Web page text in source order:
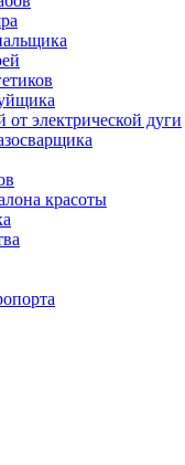
электрической дуги
красоты